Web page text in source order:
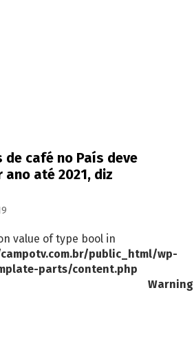
de café no País deve
ano até 2021, diz
value of type bool in
public_html/wp-
parts/content.php
Warning